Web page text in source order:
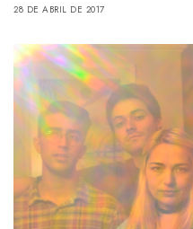
28 DE ABRIL DE 2017